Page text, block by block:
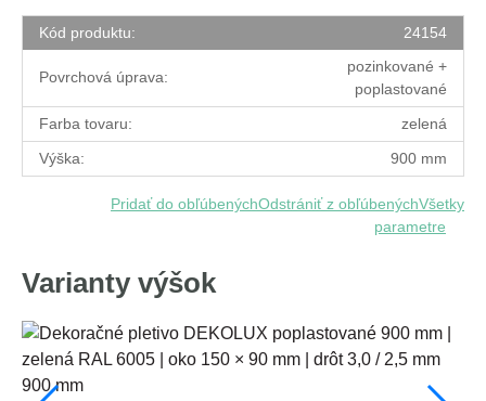
Kód produktu: 24154
Povrchová úprava:
pozinkované +
poplastované
Farba tovaru:
zelená
Výška:
900 mm
Pridať do obľúbenýchOdstrániť z obľúbenýchVšetky
parametre
Varianty výšok
900 mm